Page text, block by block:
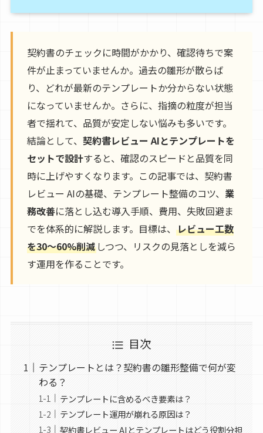
契約書のチェックに時間がかかり、確認待ちで案
件が止まっていませんか。過去の雛形が散らば
り、どれが最新のテンプレートか分からない状態
になっていませんか。さらに、指摘の粒度が担当
者で揺れて、品質が安定しない悩みも多いです。
結論として、 契約書レビュー AIとテンプレートを
セットで設計すると、確認のスピードと品質を同
時に上げやすくなります。この記事では、契約書
レビュー AIの基礎、テンプレート整備のコツ、 業
務改善に落とし込む導入手順、費用、失敗回避ま
でを体系的に解説します。目標は、 レビュー工数
を30〜60%削減しつつ、リスクの見落としを減ら
す運用を作ることです。
目次
テンプレートとは？契約書の雛形整備で何が変
わる？
テンプレートに含めるべき要素は？
テンプレート運用が崩れる原因は？
契約書レビュー AIとテンプレートはどう役割分担